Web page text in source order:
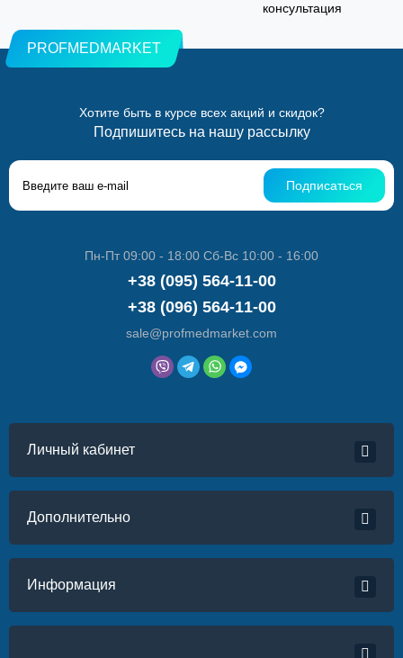
консультация
PROFMEDMARKET
Хотите быть в курсе всех акций и скидок?
Подпишитесь на нашу рассылку
Подписаться
Пн-Пт 09:00 - 18:00 Сб-Вс 10:00 - 16:00
+38 (095) 564-11-00
+38 (096) 564-11-00
sale@profmedmarket.com
Личный кабинет
Дополнительно
Информация